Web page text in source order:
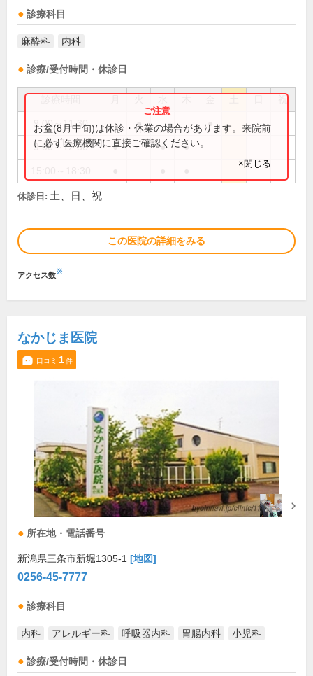
診療科目
麻酔科 内科
診療/受付時間・休診日
祝
9:00～11:30 ● ●
9:00～12:30 ● ● ●
お盆(8月中旬)は休診・休業の場合があります。来院前
に必ず医療機関に直接ご確認ください。
×閉じる
休診日: 土、日、祝
この医院の詳細をみる
アクセス数※
なかじま医院
口コミ 1件
所在地・電話番号
新潟県三条市新堀1305-1 [地図]
0256-45-7777
診療科目
内科 アレルギー科 呼吸器内科 胃腸内科 小児科
診療/受付時間・休診日